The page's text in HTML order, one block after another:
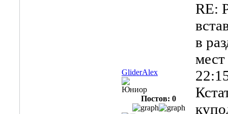
GliderAlex
Юниор
Постов: 0
RE:
в
мест